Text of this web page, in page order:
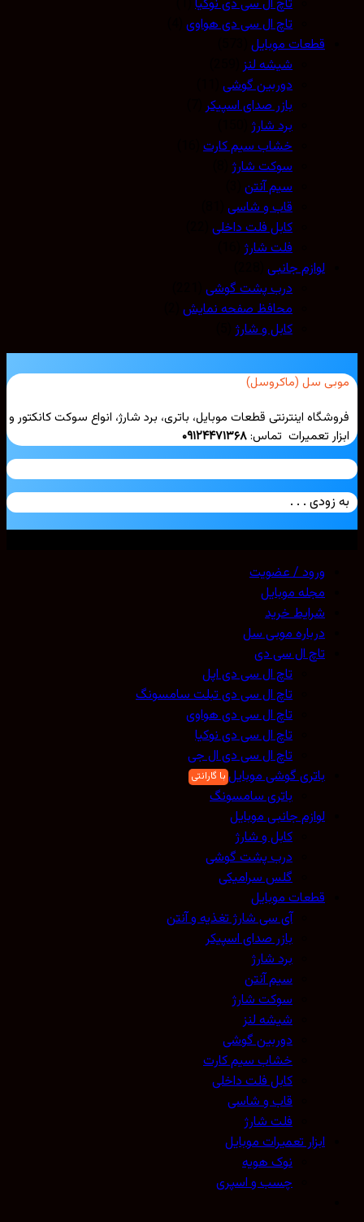
تاچ ال سی دی نوکیا (1)
تاچ ال سی دی هواوی(4)
قطعات موبایل(573)
شیشه لنز(259)
دوربین گوشی(11)
بازر صدای اسپیکر(7)
برد شارژ(150)
خشاب سیم کارت(16)
سوکت شارژ(8)
سیم آنتن(3)
قاب و شاسی(81)
کابل فلت داخلی(22)
فلت شارژ(16)
لوازم جانبی(228)
درب پشت گوشی(221)
محافظ صفحه نمایش(2)
کابل و شارژ(5)
سل (ماکروسل)
اینترنتی قطعات موبایل، باتری، برد شارژ، انواع سوکت کانکتور و
تعمیرات تماس:۰۹۱۲۴۴۷۱۳۶۸
زودی . . .
ورود / عضویت
مجله موبایل
شرایط خرید
درباره موبی سل
تاچ ال سی دی
تاچ ال سی دی اپل
تاچ ال سی دی تبلت سامسونگ
تاچ ال سی دی هواوی
تاچ ال سی دی نوکیا
تاچ ال سی دی ال جی
باتری گوشی موبایل
باتری سامسونگ
لوازم جانبی موبایل
کابل و شارژ
درب پشت گوشی
گلس سرامیکی
قطعات موبایل
آی سی شارژ تغذیه و آنتن
بازر صدای اسپیکر
برد شارژ
سیم آنتن
سوکت شارژ
شیشه لنز
دوربین گوشی
خشاب سیم کارت
کابل فلت داخلی
قاب و شاسی
فلت شارژ
ابزار تعمیرات موبایل
نوک هویه
چسب و اسپری